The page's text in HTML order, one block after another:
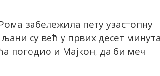
забележила пету узастопну
су већ у првих десет минута
погодио и Мајкон, да би меч